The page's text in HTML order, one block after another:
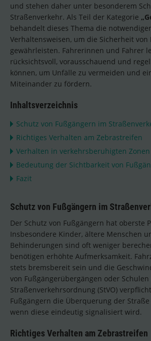
und stehen daher unter besonderem
Straßenverkehr. Als Teil der Kategorie
behandelt dieses Thema die
Verhaltensweisen, um die Sicherheit von
gewährleisten. Fahrerinnen und Fahrer
rücksichtsvoll, vorausschauend und
können, um Unfälle zu vermeiden und
Miteinander zu fördern.
Inhaltsverzeichnis
Schutz von Fußgängern im
Richtiges Verhalten am Zebrastreifen
Verhalten in verkehrsberuhigten Zonen
Bedeutung der Sichtbarkeit von
Fazit
Schutz von Fußgängern im
Der Schutz von Fußgängern hat oberste
Insbesondere Kinder, ältere Menschen
Behinderungen sind oft weniger
benötigen erhöhte Aufmerksamkeit.
stets bremsbereit sein und die
von Fußgängerübergängen oder
Straßenverkehrsordnung (StVO)
Fußgängern die Überquerung der
wenn diese eindeutig signalisiert wird.
Richtiges Verhalten am Zebrastreifen